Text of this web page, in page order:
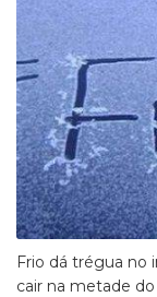
Frio dá trégua no
cair na metade